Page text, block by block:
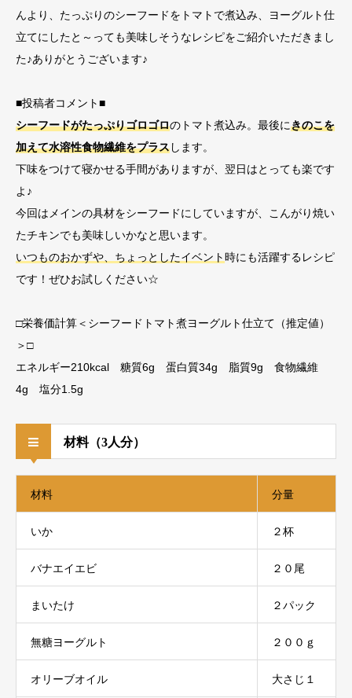
んより、たっぷりのシーフードをトマトで煮込み、ヨーグルト仕
立てにしたと～っても美味しそうなレシピをご紹介いただきまし
た♪ありがとうございます♪
■投稿者コメント■
シーフードがたっぷりゴロゴロのトマト煮込み。最後にきのこを
加えて水溶性食物繊維をプラスします。
下味をつけて寝かせる手間がありますが、翌日はとっても楽です
よ♪
今回はメインの具材をシーフードにしていますが、こんがり焼い
たチキンでも美味しいかなと思います。
いつものおかずや、ちょっとしたイベント時にも活躍するレシピ
です！ぜひお試しください☆
□栄養価計算＜シーフードトマト煮ヨーグルト仕立て（推定値）
＞□
エネルギー210kcal 糖質6g 蛋白質34g 脂質9g 食物繊維
4g 塩分1.5g
材料（3人分）
材料 分量
いか ２杯
バナエイエビ ２０尾
まいたけ ２パック
無糖ヨーグルト ２００ｇ
オリーブオイル 大さじ１